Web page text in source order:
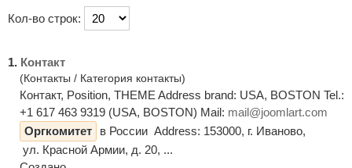
Кол-во строк:
1. Контакт
(Контакты / Категория контакты)
Контакт, Position, THEME Address brand: USA, BOSTON Tel.:
+1 617 463 9319 (USA, BOSTON) Mail: mail@joomlart.com
Оргкомитет
в России Address: 153000, г. Иваново,
ул. Красной Армии, д. 20, ...